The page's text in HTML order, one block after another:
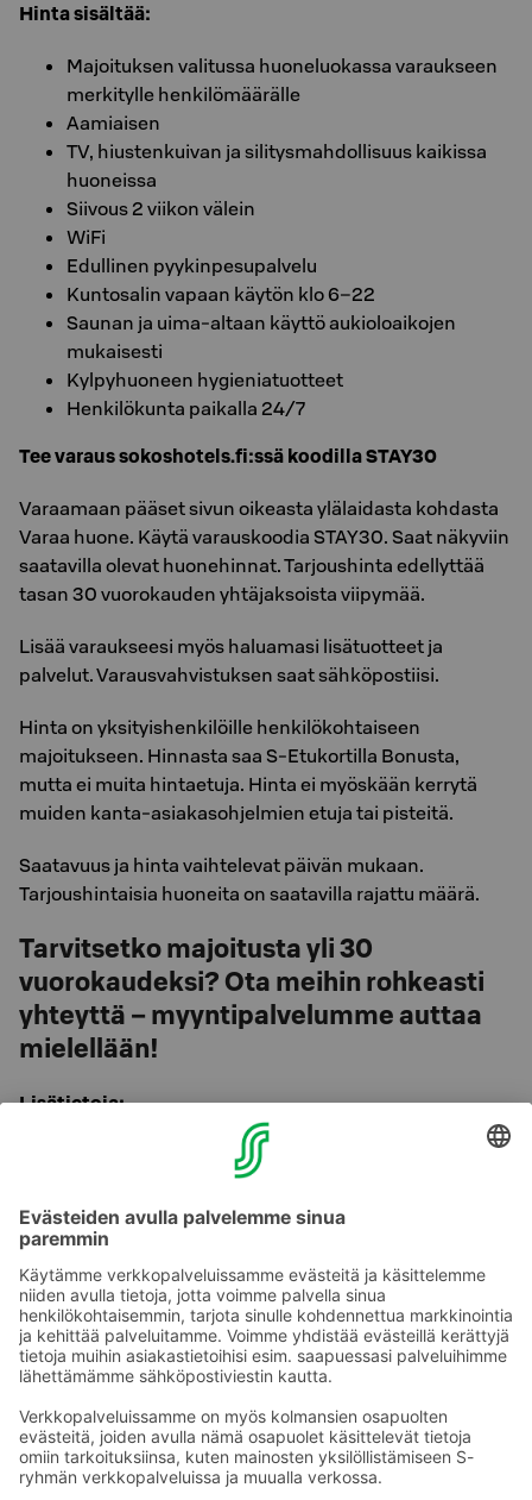
Hinta sisältää:
Majoituksen valitussa huoneluokassa varaukseen
merkitylle henkilömäärälle
Aamiaisen
TV, hiustenkuivan ja silitysmahdollisuus kaikissa
huoneissa
Siivous 2 viikon välein
WiFi
Edullinen pyykinpesupalvelu
Kuntosalin vapaan käytön klo 6–22
Saunan ja uima-altaan käyttö aukioloaikojen
mukaisesti
Kylpyhuoneen hygieniatuotteet
Henkilökunta paikalla 24/7
Tee varaus sokoshotels.fi:ssä koodilla STAY30
Varaamaan pääset sivun oikeasta ylälaidasta kohdasta
Varaa huone. Käytä varauskoodia STAY30. Saat näkyviin
saatavilla olevat huonehinnat. Tarjoushinta edellyttää
tasan 30 vuorokauden yhtäjaksoista viipymää.
Lisää varaukseesi myös haluamasi lisätuotteet ja
palvelut. Varausvahvistuksen saat sähköpostiisi.
Hinta on yksityishenkilöille henkilökohtaiseen
majoitukseen. Hinnasta saa S-Etukortilla Bonusta,
mutta ei muita hintaetuja. Hinta ei myöskään kerrytä
muiden kanta-asiakasohjelmien etuja tai pisteitä.
Saatavuus ja hinta vaihtelevat päivän mukaan.
Tarjoushintaisia huoneita on saatavilla rajattu määrä.
Tarvitsetko majoitusta yli 30
vuorokaudeksi? Ota meihin rohkeasti
yhteyttä – myyntipalvelumme auttaa
mielellään!
Lisätietoja:
Sokos Hotels Myyntipalvelu
puh. 0300 870 000 (ma-pe klo 8.30–16.30)
Puhelun hinta >>
Ota yhteyttä
Hotellien yhteystiedot
Sokos Hotels uutiskirje
Tilaa uutiskirje